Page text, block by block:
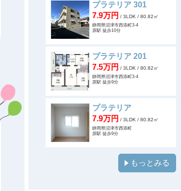
プラテリア 301
7.9万円 / 3LDK / 80.82㎡
静岡県沼津市西添町3-4
原駅 徒歩10分
プラテリア 201
7.5万円 / 3LDK / 80.82㎡
静岡県沼津市西添町3-4
原駅 徒歩9分
プラテリア
7.9万円 / 3LDK / 80.82㎡
静岡県沼津市西添町
原駅 徒歩9分
もっとみる